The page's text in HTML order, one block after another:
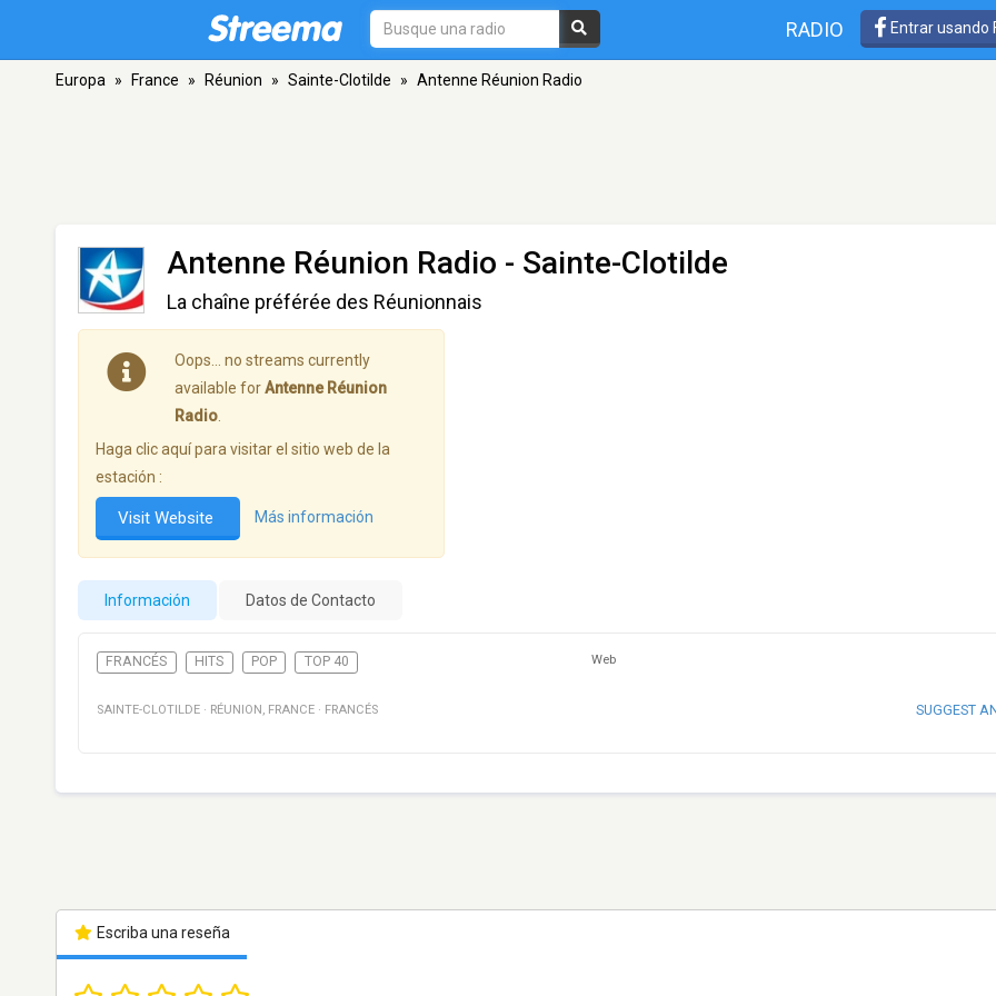
RADIO Entrar usando
Europa » France » Réunion » Sainte-Clotilde » Antenne Réunion Radio
Antenne Réunion Radio - Sainte-Clotilde
La chaîne préférée des Réunionnais
Oops… no streams currently
available forAntenne Réunion
Radio
Haga clic aquí para visitar el sitio web de la
estación :
Visit Website Más información
Información Datos de Contacto
FRANCÉS HITS POP TOP 40 Web
SAINTE-CLOTILDE · RÉUNION , FRANCE · FRANCÉS SUGGEST
Escriba una reseña